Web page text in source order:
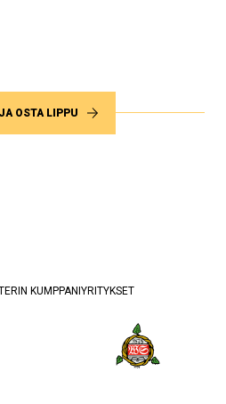
OSTA LIPPU
KUMPPANIYRITYKSET